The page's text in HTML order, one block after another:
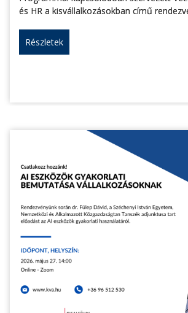
és HR a kisvállalkozásokban című
Részletek